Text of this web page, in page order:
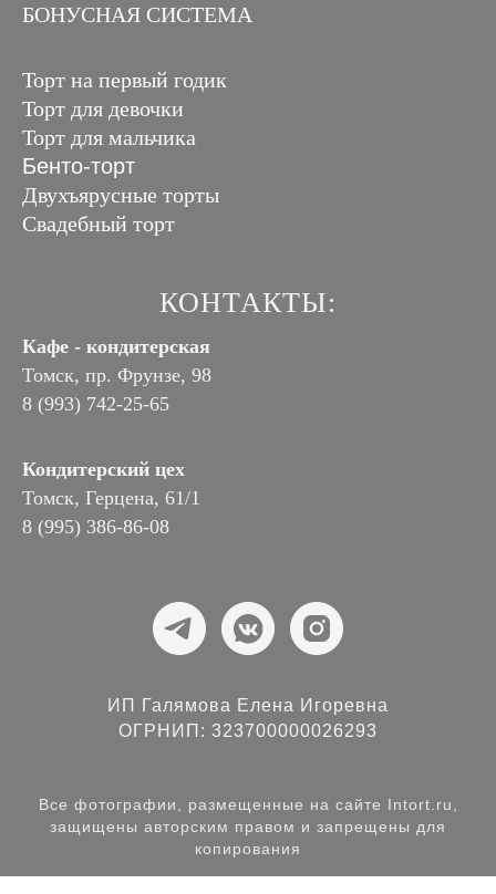
БОНУСНАЯ СИСТЕМА
Торт на первый годик
Торт для девочки
Торт для мальчика
Бенто-торт
Двухъярусные торты
Свадебный торт
КОНТАКТЫ:
Кафе - кондитерская
Томск, пр. Фрунзе, 98
8 (993) 742-25-65
Кондитерский цех
Томск, Герцена, 61/1
8 (995) 386-86-08
ИП Галямова Елена Игоревна
ОГРНИП: 323700000026293
Все фотографии, размещенные на сайте Intort.ru,
защищены авторским правом и запрещены для
копирования